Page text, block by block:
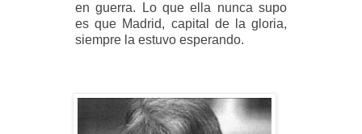
en guerra. Lo que ella nunca supo
es que Madrid, capital de la gloria,
siempre la estuvo esperando.